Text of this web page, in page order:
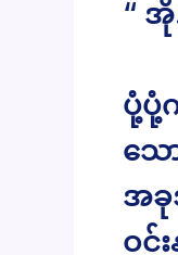
“
ပုံ့ပုံ့
သေ
အခု
ဝင်